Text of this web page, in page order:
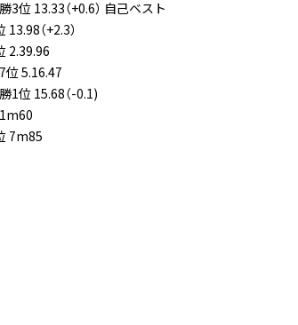
13.33（+0.6） 自己ベスト
（+2.3）
2.39.96
5.16.47
1位 15.68（-0.1)
7m85